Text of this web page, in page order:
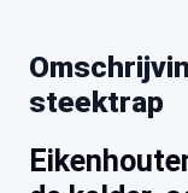
steektrap